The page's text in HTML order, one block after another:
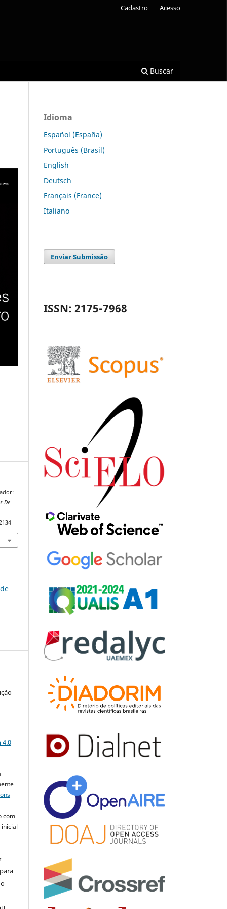
Buscar
Cadastro Acesso
De
4.0
com
Idioma
Español (España)
Português (Brasil)
English
Deutsch
Français (France)
Italiano
Enviar Submissão
ISSN: 2175-7968